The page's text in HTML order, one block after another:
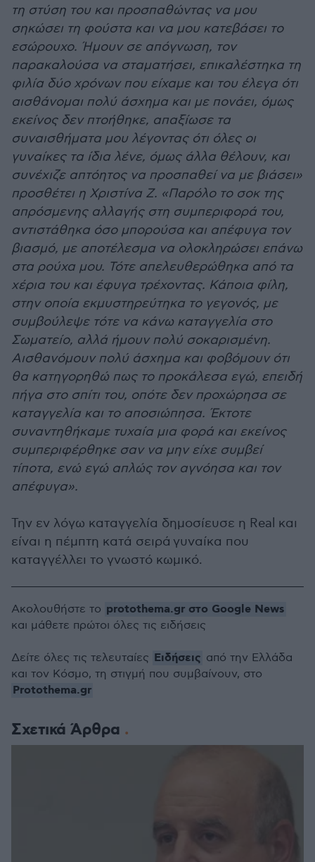
τη στύση του και προσπαθώντας να μου
σηκώσει τη φούστα και να μου κατεβάσει το
εσώρουχο. Ήμουν σε απόγνωση, τον
παρακαλούσα να σταματήσει, επικαλέστηκα τη
φιλία δύο χρόνων που είχαμε και του έλεγα ότι
αισθάνομαι πολύ άσχημα και με πονάει, όμως
εκείνος δεν πτοήθηκε, απαξίωσε τα
συναισθήματα μου λέγοντας ότι όλες οι
γυναίκες τα ίδια λένε, όμως άλλα θέλουν, και
συνέχιζε απτόητος να προσπαθεί να με βιάσει»
προσθέτει η Χριστίνα Ζ. «Παρόλο το σοκ της
απρόσμενης αλλαγής στη συμπεριφορά του,
αντιστάθηκα όσο μπορούσα και απέφυγα τον
βιασμό, με αποτέλεσμα να ολοκληρώσει επάνω
στα ρούχα μου. Τότε απελευθερώθηκα από τα
χέρια του και έφυγα τρέχοντας. Κάποια φίλη,
στην οποία εκμυστηρεύτηκα το γεγονός, με
συμβούλεψε τότε να κάνω καταγγελία στο
Σωματείο, αλλά ήμουν πολύ σοκαρισμένη.
Αισθανόμουν πολύ άσχημα και φοβόμουν ότι
θα κατηγορηθώ πως το προκάλεσα εγώ, επειδή
πήγα στο σπίτι του, οπότε δεν προχώρησα σε
καταγγελία και το αποσιώπησα. Έκτοτε
συναντηθήκαμε τυχαία μια φορά και εκείνος
συμπεριφέρθηκε σαν να μην είχε συμβεί
τίποτα, ενώ εγώ απλώς τον αγνόησα και τον
απέφυγα».
Την εν λόγω καταγγελία δημοσίευσε η Real και
είναι η πέμπτη κατά σειρά γυναίκα που
καταγγέλλει το γνωστό κωμικό.
Σχετικά Άρθρα
Ακολουθήστε το protothema.gr στο Google News
και μάθετε πρώτοι όλες τις ειδήσεις
Δείτε όλες τις τελευταίες Ειδήσεις από την Ελλάδα
και τον Κόσμο, τη στιγμή που συμβαίνουν, στο
Protothema.gr